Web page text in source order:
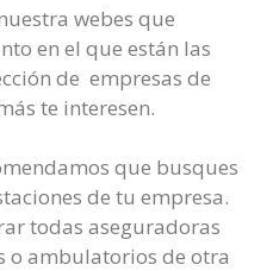
webes que
en el que están las
de empresas de
te interesen.
que busques
de tu empresa.
todas aseguradoras
o ambulatorios de otra